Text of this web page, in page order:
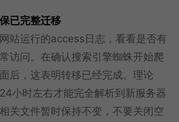
已完整迁移
站运行的access日志，看看是否有
访问。在确认搜索引擎蜘蛛开始爬
后，这表明转移已经完成。理论
小时左右才能完全解析到新服务器
关文件暂时保持不变，不要关闭空